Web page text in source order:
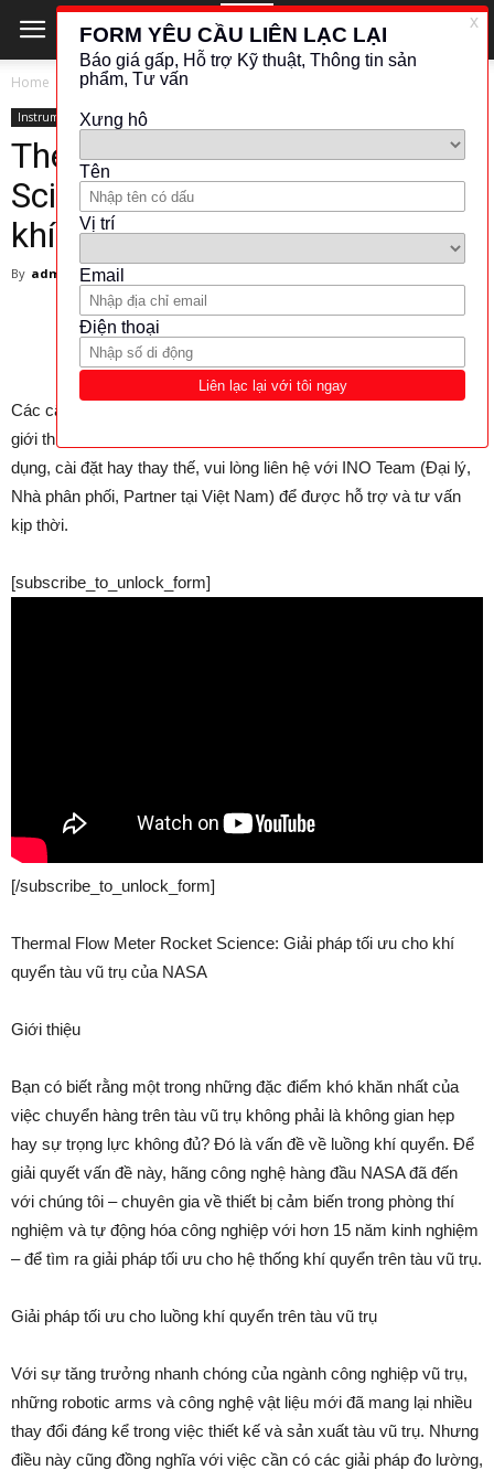
Home Instrument
Instrument
Thermal Flow Meter Rocket
Science: Giải pháp tối ưu cho
khí quyển tàu vũ trụ của NASA
By admin - 19 May 2025
Các câu hỏi, thắc mắc, thông tin liên quan đến sản phẩm được
giới thiệu trong video dưới đây từ khâu mua sắm, lựa chọn, sử
dụng, cài đặt hay thay thế, vui lòng liên hệ với INO Team (Đại lý,
Nhà phân phối, Partner tại Việt Nam) để được hỗ trợ và tư vấn
kịp thời.
[subscribe_to_unlock_form]
[/subscribe_to_unlock_form]
Thermal Flow Meter Rocket Science: Giải pháp tối ưu cho khí
quyển tàu vũ trụ của NASA
Giới thiệu
Bạn có biết rằng một trong những đặc điểm khó khăn nhất của
việc chuyển hàng trên tàu vũ trụ không phải là không gian hẹp
hay sự trọng lực không đủ? Đó là vấn đề về luồng khí quyển. Để
giải quyết vấn đề này, hãng công nghệ hàng đầu NASA đã đến
với chúng tôi – chuyên gia về thiết bị cảm biến trong phòng thí
nghiệm và tự động hóa công nghiệp với hơn 15 năm kinh nghiệm
– để tìm ra giải pháp tối ưu cho hệ thống khí quyển trên tàu vũ trụ.
Giải pháp tối ưu cho luồng khí quyển trên tàu vũ trụ
Với sự tăng trưởng nhanh chóng của ngành công nghiệp vũ trụ,
những robotic arms và công nghệ vật liệu mới đã mang lại nhiều
thay đổi đáng kể trong việc thiết kế và sản xuất tàu vũ trụ. Nhưng
điều này cũng đồng nghĩa với việc cần có các giải pháp đo lường,